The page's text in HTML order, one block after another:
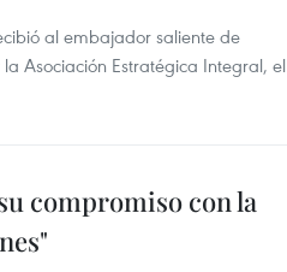
al embajador saliente de
Asociación Estratégica Integral, el
compromiso con la